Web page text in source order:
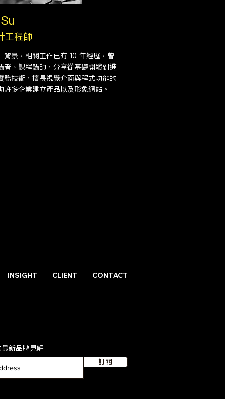
工程師
背景，相關工作已有 10 年經歷，曾
者、課程講師，分享從基礎開發到進
務技術，擅長視覺介面與程式功能的
許多企業建立產品以及形象網站。
INSIGHT CLIENT CONTACT
新品牌見解
訂閱